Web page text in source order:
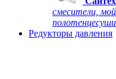
смесители,
Редукторы давления